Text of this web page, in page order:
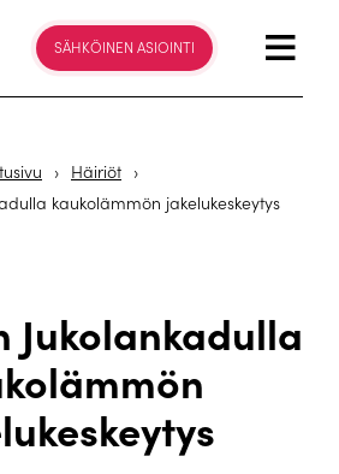
SÄHKÖINEN ASIOINTI
› Häiriöt ›
kaukolämmön jakelukeskeytys
Jukolankadulla